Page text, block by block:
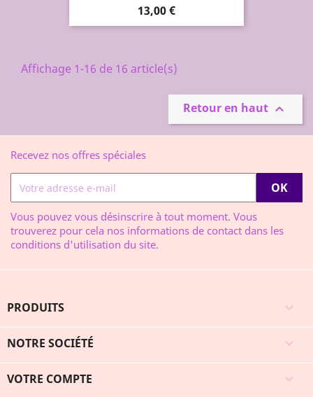
Prix
13,00 €
Affichage 1-16 de 16 article(s)
Retour en haut 
Recevez nos offres spéciales
Vous pouvez vous désinscrire à tout moment. Vous
trouverez pour cela nos informations de contact dans les
conditions d'utilisation du site.
PRODUITS 
NOTRE SOCIÉTÉ 
VOTRE COMPTE 